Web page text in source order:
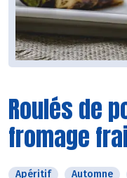
Roulés de
fromage
Apéritif Automne